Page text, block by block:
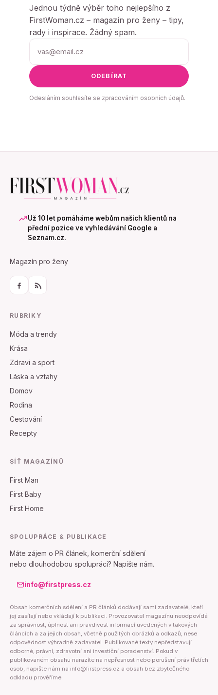
Jednou týdně výběr toho nejlepšího z
FirstWoman.cz – magazín pro ženy – tipy,
rady i inspirace. Žádný spam.
ODEBÍRAT
Odesláním souhlasíte se zpracováním osobních údajů.
Už 10 let pomáháme webům našich klientů na
přední pozice ve vyhledávání Google a
Seznam.cz.
Magazín pro ženy
RUBRIKY
Móda a trendy
Krása
Zdravi a sport
Láska a vztahy
Domov
Rodina
Cestování
Recepty
SÍŤ MAGAZÍNŮ
First Man
First Baby
First Home
SPOLUPRÁCE & PUBLIKACE
Máte zájem o PR článek, komerční sdělení
nebo dlouhodobou spolupráci? Napište nám.
info@firstpress.cz
Obsah komerčních sdělení a PR článků dodávají sami zadavatelé, kteří
jej zasílají nebo vkládají k publikaci. Provozovatel magazínu neodpovídá
za správnost, úplnost ani pravdivost informací uvedených v takových
článcích a za jejich obsah, včetně použitých obrázků a odkazů, nese
odpovědnost výhradně zadavatel. Publikované texty nepředstavují
odborné, právní, zdravotní ani investiční poradenství. Pokud v
publikovaném obsahu narazíte na nepřesnost nebo porušení práv třetích
osob, napište nám na info@firstpress.cz a obsah bez zbytečného
odkladu prověříme.